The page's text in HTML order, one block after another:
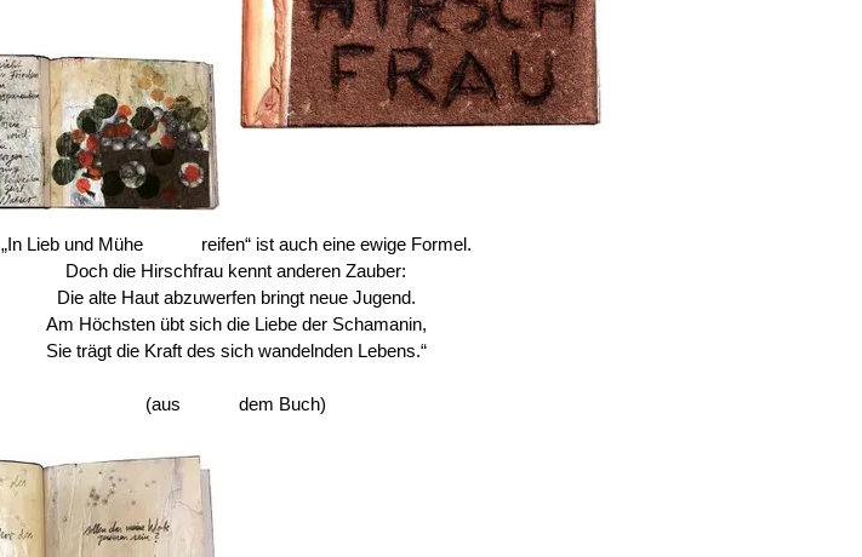
„In Lieb und Mühe reifen“ ist auch eine ewige Formel.
Doch die Hirschfrau kennt anderen Zauber:
Die alte Haut abzuwerfen bringt neue Jugend.
Am Höchsten übt sich die Liebe der Schamanin,
Sie trägt die Kraft des sich wandelnden Lebens.“
(aus dem Buch)